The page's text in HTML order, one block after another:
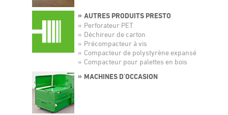
AUTRES PRODUITS PRESTO
Perforateur PET
Déchireur de carton
Précompacteur à vis
Compacteur de polystyrène expansé
Compacteur pour palettes en bois
MACHINES D'OCCASION